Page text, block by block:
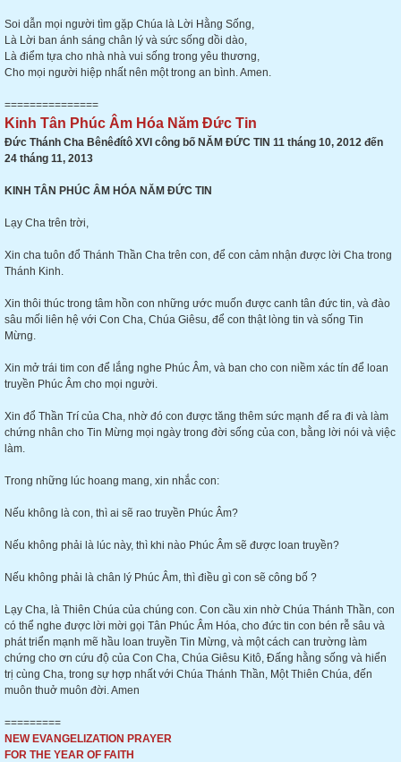
Soi dẫn mọi người tìm gặp Chúa là Lời Hằng Sống,
Là Lời ban ánh sáng chân lý và sức sống dồi dào,
Là điểm tựa cho nhà nhà vui sống trong yêu thương,
Cho mọi người hiệp nhất nên một trong an bình. Amen.
===============
Kinh Tân Phúc Âm Hóa Năm Đức Tin
Đức Thánh Cha Bênêđítô XVI công bố NĂM ĐỨC TIN 11 tháng 10, 2012 đến
24 tháng 11, 2013
KINH TÂN PHÚC ÂM HÓA NĂM ĐỨC TIN
Lạy Cha trên trời,
Xin cha tuôn đổ Thánh Thần Cha trên con, để con cảm nhận được lời Cha trong
Thánh Kinh.
Xin thôi thúc trong tâm hồn con những ước muốn được canh tân đức tin, và đào
sâu mối liên hệ với Con Cha, Chúa Giêsu, để con thật lòng tin và sống Tin
Mừng.
Xin mở trái tim con để lắng nghe Phúc Âm, và ban cho con niềm xác tín để loan
truyền Phúc Âm cho mọi người.
Xin đổ Thần Trí của Cha, nhờ đó con được tăng thêm sức mạnh để ra đi và làm
chứng nhân cho Tin Mừng mọi ngày trong đời sống của con, bằng lời nói và việc
làm.
Trong những lúc hoang mang, xin nhắc con:
Nếu không là con, thì ai sẽ rao truyền Phúc Âm?
Nếu không phải là lúc này, thì khi nào Phúc Âm sẽ được loan truyền?
Nếu không phải là chân lý Phúc Âm, thì điều gì con sẽ công bố ?
Lạy Cha, là Thiên Chúa của chúng con. Con cầu xin nhờ Chúa Thánh Thần, con
có thể nghe được lời mời gọi Tân Phúc Âm Hóa, cho đức tin con bén rễ sâu và
phát triển mạnh mẽ hầu loan truyền Tin Mừng, và một cách can trường làm
chứng cho ơn cứu độ của Con Cha, Chúa Giêsu Kitô, Đấng hằng sống và hiển
trị cùng Cha, trong sự hợp nhất với Chúa Thánh Thần, Một Thiên Chúa, đến
muôn thuở muôn đời. Amen
=========
NEW EVANGELIZATION PRAYER
FOR THE YEAR OF FAITH